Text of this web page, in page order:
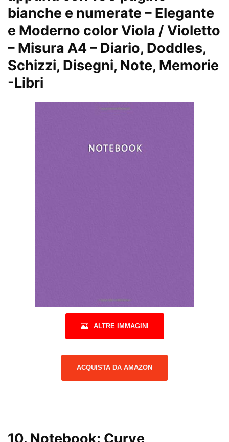
bianche e numerate – Elegante
e Moderno color Viola / Violetto
– Misura A4 – Diario, Doddles,
Schizzi, Disegni, Note, Memorie
-Libri
ALTRE IMMAGINI
ACQUISTA DA AMAZON